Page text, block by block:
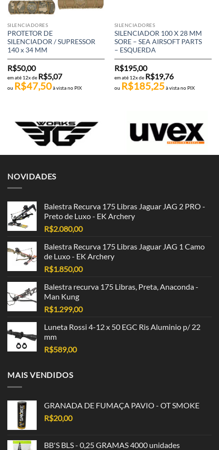
SILENCIADORES
PROTETOR DE
SILENCIADOR / SUPRESSOR
140 x 34 MM
R$50,00
em até 12x de R$5,07
ou R$47,50à vista no PIX
SILENCIADORES
SILENCIADOR 100 X 28 MM
SORE – SEA AIRSOFT PARTS
– ESQUERDA
R$195,00
em até 12x de R$19,76
ou R$185,25 à vista no PIX
NOVIDADES
Balestra Recurva 175 Libras Jaguar JAG 2 PRO -
Preto de Luxo - EK Archery
R$2.080,00
Balestra Recurva 175 Libras Jaguar JAG 1 Camo
de Luxo - EK Archery
R$1.850,00
Balestra recurva 175 Libras, Preta, Anaconda -
Man Kung
R$1.299,00
Luneta Rossi 4-12 x 50 EGC Ris Aluminio p/ 22
mm
R$589,00
MAIS VENDIDOS
GRANADA DE FUMAÇA PAVIO - OT SMOKE
R$20,00
BB'S BLS - 0,25 GRAMAS 4000 unidades